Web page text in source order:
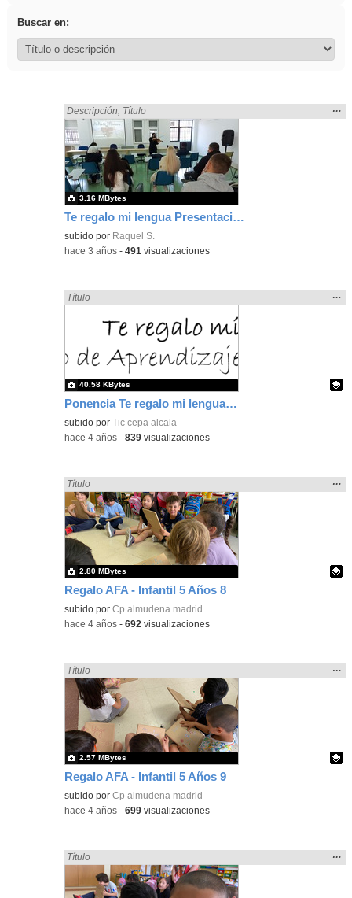
Buscar en:
Te regalo mi lengua Presentación 2022
Encontrado «regalo» en:
Descripción Título
la
…
subido por Raquel S.
3.16 MBytes
-hace 3 años -491 visualizaciones
Ponencia Te regalo mi lengua Un proyecto de Aprendizaje y Servicio en el CEPA
Encontrado «regalo» en:
Título
la
…
Contenido educativo.
subido porTic cepa alcala
40.58 KBytes
-hace 4 años -839 visualizaciones
Regalo AFA - Infantil 5 Años 8
Encontrado «regalo» en:
Título
la
…
Contenido educativo.
subido porCp almudena madrid
2.80 MBytes
-hace 4 años -692 visualizaciones
Regalo AFA - Infantil 5 Años 9
Encontrado «regalo» en:
Título
la
…
Contenido educativo.
subido porCp almudena madrid
2.57 MBytes
-hace 4 años -699 visualizaciones
Encontrado «regalo» en:
Título
la
…